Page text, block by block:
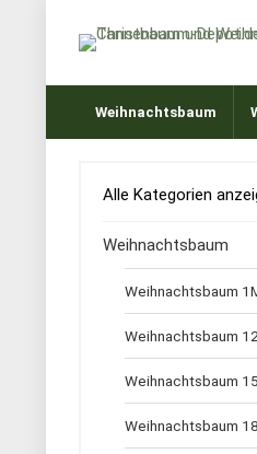
Weihnachtsbaum
Alle Kategorien
Weihnachtsbaum
Weihnachtsbaum
Weihnachtsbaum
Weihnachtsbaum
Weihnachtsbaum